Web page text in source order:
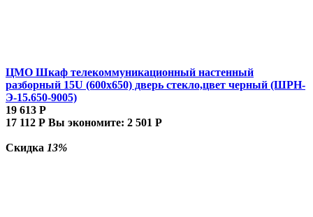
ЦМО Шкаф телекоммуникационный настенный
разборный 15U (600х650) дверь стекло,цвет черный (ШРН-
Э-15.650-9005)
19 613 Р
17 112 Р Вы экономите: 2 501 Р
Скидка 13%